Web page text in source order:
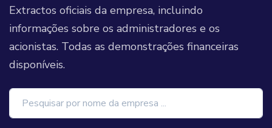
Extractos oficiais da empresa, incluindo
informações sobre os administradores e os
acionistas. Todas as demonstrações financeiras
disponíveis.